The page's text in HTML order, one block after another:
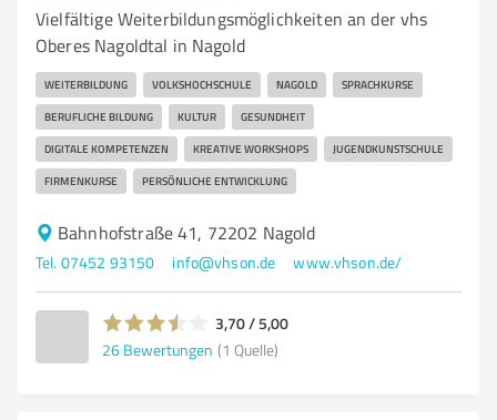
Vielfältige Weiterbildungsmöglichkeiten an der vhs
Oberes Nagoldtal in Nagold
WEITERBILDUNG VOLKSHOCHSCHULE NAGOLD SPRACHKURSE
BERUFLICHE BILDUNG KULTUR GESUNDHEIT
DIGITALE KOMPETENZEN KREATIVE WORKSHOPS JUGENDKUNSTSCHULE
FIRMENKURSE PERSÖNLICHE ENTWICKLUNG
Bahnhofstraße 41, 72202 Nagold
Tel. 07452 93150 info@vhson.de www.vhson.de/
3,70 / 5,00
26 Bewertungen (1 Quelle)